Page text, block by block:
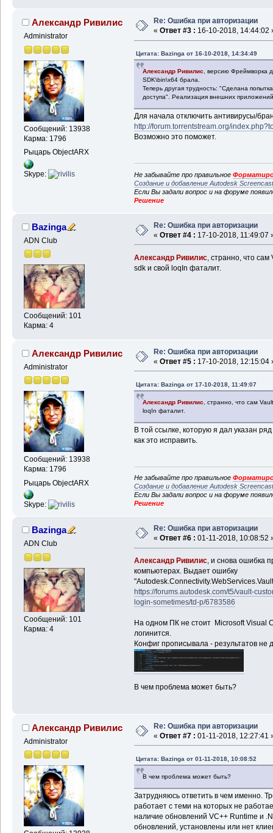
Александр Ривилис
Administrator
Сообщений: 13938
Карма: 1796
Рыцарь ObjectARX
Skype:
Re: Ошибка при авторизации
« Ответ #3 : 16-10-2018, 14:44:02
Цитата: Bazinga от 16-10-2018, 14:34:49
Александр Ривилис, версию Фреймворка
SDK\bin\x64 брала.
Теперь другая трудность: "Сделана
доступа". Реализация внешних
Для начала отключить антивирусы/
http://forum.torrentstream.org/
Возможно это поможет.
Не забывайте про правильное
Создание и добавление Autodesk
Если Вы задали вопрос и на форуме
Решение
Bazinga
ADN Club
Сообщений: 101
Карма: 4
Re: Ошибка при авторизации
« Ответ #4 : 17-10-2018, 11:49:07
Александр Ривилис, странно, что
sdk и свой loqIn фаталит.
Александр Ривилис
Administrator
Сообщений: 13938
Карма: 1796
Рыцарь ObjectARX
Skype:
Re: Ошибка при авторизации
« Ответ #5 : 17-10-2018, 12:15:04
Цитата: Bazinga от 17-10-2018, 11:49:07
Александр Ривилис , странно, что сам
loqIn фаталит.
В той ссылке, которую я дал указан
как это исправить.
Не забывайте про правильное
Создание и добавление Autodesk
Если Вы задали вопрос и на форуме
Решение
Bazinga
ADN Club
Сообщений: 101
Карма: 4
Re: Ошибка при авторизации
« Ответ #6 : 01-11-2018, 10:08:52
Александр Ривилис, и снова ошибка
компьютерах. Выдает ошибку
https://forums.autodesk.com/t5/vault-
login-sometimes/td-p/6783586
На одном ПК не стоит Microsoft Visual
логинится.
Конфиг прописывала - результатов не
В чем проблема может быть?
Александр Ривилис
Administrator
Re: Ошибка при авторизации
« Ответ #7 : 01-11-2018, 12:27:41
Цитата: Bazinga от 01-11-2018, 10:08:52
В чем проблема может быть?
Затрудняюсь ответить в чем именно.
работает с теми на которых не
наличие обновлений VC++ Runtime и
обновлений, установлены или нет